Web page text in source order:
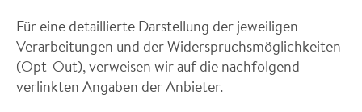
Für eine detaillierte Darstellung der jeweiligen
Verarbeitungen und der Widerspruchsmöglichkeiten
(Opt-Out), verweisen wir auf die nachfolgend
verlinkten Angaben der Anbieter.